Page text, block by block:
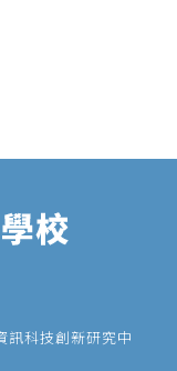
訊科技創新研究中